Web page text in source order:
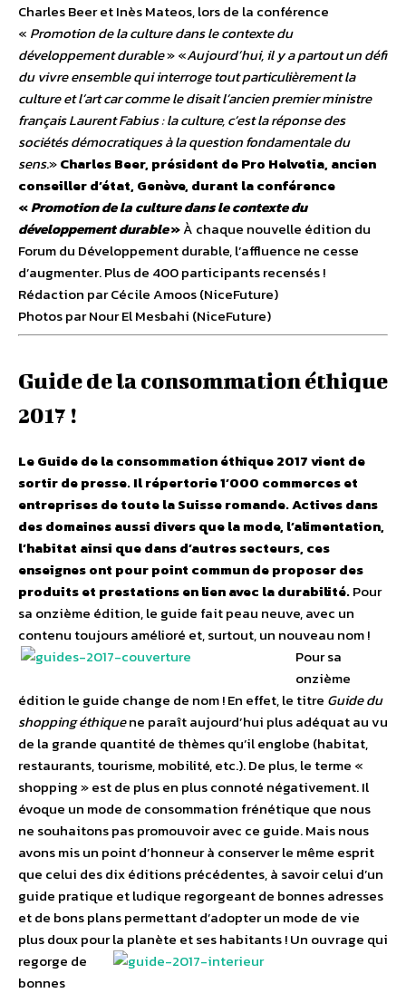
Charles Beer et Inès Mateos, lors de la conférence
« Promotion de la culture dans le contexte du
développement durable»«Aujourd’hui, il y a partout un défi
du vivre ensemble qui interroge tout particulièrement la
culture et l’art car comme le disait l’ancien premier ministre
français Laurent Fabius : la culture, c’est la réponse des
sociétés démocratiques à la question fondamentale du
sens.»Charles Beer, président de Pro Helvetia, ancien
conseiller d’état, Genève, durant la conférence
«Promotion de la culture dans le contexte du
développement durable»À chaque nouvelle édition du
Forum du Développement durable, l’affluence ne cesse
d’augmenter. Plus de 400 participants recensés !
Rédaction par Cécile Amoos (NiceFuture)
Photos par Nour El Mesbahi (NiceFuture)
Guide de la consommation éthique
2017 !
Le Guide de la consommation éthique 2017 vient de
sortir de presse. Il répertorie 1’000 commerces et
entreprises de toute la Suisse romande. Actives dans
des domaines aussi divers que la mode, l’alimentation,
l’habitat ainsi que dans d’autres secteurs, ces
enseignes ont pour point commun de proposer des
produits et prestations en lien avec la durabilité.Pour
sa onzième édition, le guide fait peau neuve, avec un
contenu toujours amélioré et, surtout, un nouveau nom !
Pour sa
onzième
édition le guide change de nom ! En effet, le titre Guide du
shopping éthiquene paraît aujourd’hui plus adéquat au vu
de la grande quantité de thèmes qu’il englobe (habitat,
restaurants, tourisme, mobilité, etc.). De plus, le terme «
shopping » est de plus en plus connoté négativement. Il
évoque un mode de consommation frénétique que nous
ne souhaitons pas promouvoir avec ce guide. Mais nous
avons mis un point d’honneur à conserver le même esprit
que celui des dix éditions précédentes, à savoir celui d’un
guide pratique et ludique regorgeant de bonnes adresses
et de bons plans permettant d’adopter un mode de vie
plus doux pour la planète et ses habitants !Un ouvrage qui
regorge de
bonnes